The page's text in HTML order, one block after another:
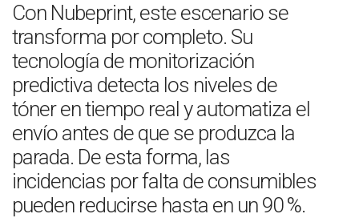
Con Nubeprint, este escenario se
transforma por completo. Su
tecnología de monitorización
predictiva detecta los niveles de
tóner en tiempo real y automatiza el
envío antes de que se produzca la
parada. De esta forma, las
incidencias por falta de consumibles
pueden reducirse hasta en un 90 %.